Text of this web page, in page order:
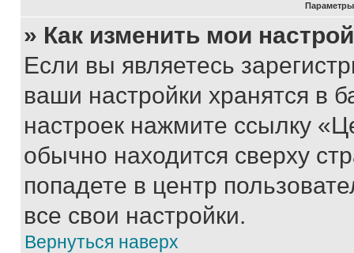
Параметры
» Как изменить мои
Если вы являетесь
ваши настройки хранятся в
настроек нажмите ссылку
обычно находится сверху
попадете в центр
все свои настройки.
Вернуться наверх